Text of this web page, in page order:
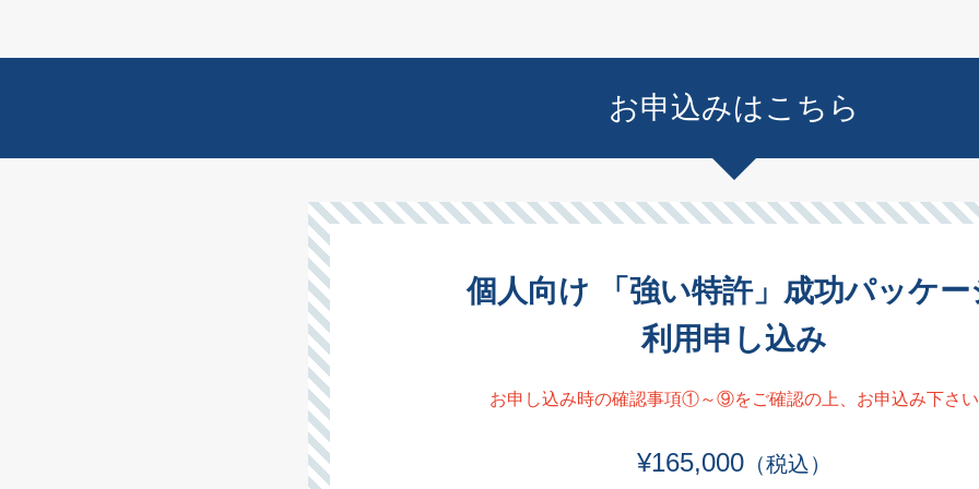
お申込みはこちら
個人向け 「強い特許」成功パッケー
利用申し込み
お申し込み時の確認事項①～⑨をご確認の上、お申込み下さい
¥165,000（税込）